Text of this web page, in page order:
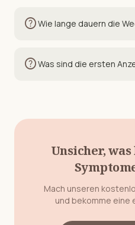
helpWie lange dauern die
helpWas sind die ersten
Unsicher,
Mach unseren
und bekomme eine